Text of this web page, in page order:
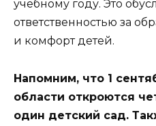
учебному году. Это
ответственностью за
и комфорт детей.
Напомним, что 1
области откроются
один детский сад.